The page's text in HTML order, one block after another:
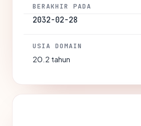
BERAKHIR PADA
2032-02-28
USIA DOMAIN
20.2 tahun